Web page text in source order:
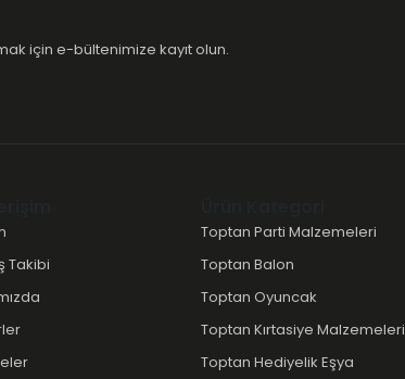
için e-bültenimize kayıt olun.
Takibi
Toptan Parti Malzemeleri
Toptan Balon
Toptan Oyuncak
Toptan Kırtasiye Malzemeleri
Toptan Hediyelik Eşya